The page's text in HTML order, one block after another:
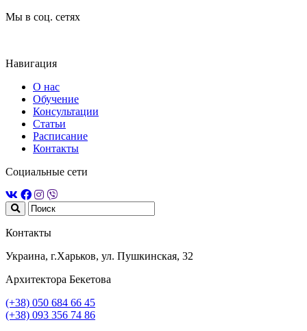
Мы в соц. сетях
Навигация
О нас
Обучение
Консультации
Статьи
Расписание
Контакты
Социальные сети
Контакты
Украина, г.Харьков, ул. Пушкинская, 32
Архитектора Бекетова
(+38) 050 684 66 45
(+38) 093 356 74 86